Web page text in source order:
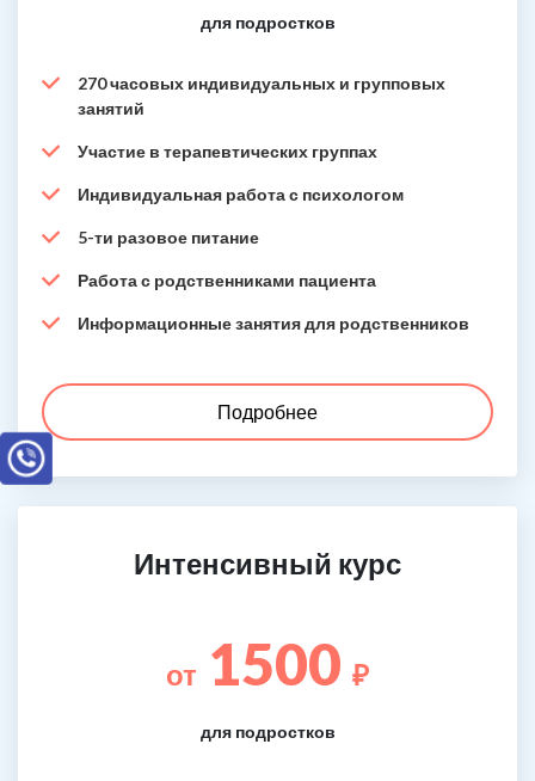
для подростков
270 часовых индивидуальных и групповых
занятий
Участие в терапевтических группах
Индивидуальная работа с психологом
5-ти разовое питание
Работа с родственниками пациента
Информационные занятия для родственников
Подробнее
Интенсивный курс
от 1500 ₽
для подростков